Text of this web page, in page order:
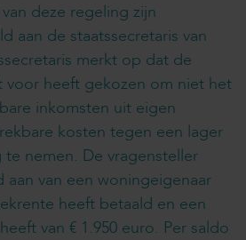
deze regeling zijn
aan de staatssecretaris van
merkt op dat de
voor heeft gekozen om niet het
inkomsten uit eigen
kosten tegen een lager
nemen. De vragensteller
aan van een woningeigenaar
heeft betaald en een
van € 1.950 euro. Per saldo